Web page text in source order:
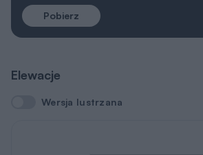
Pobierz
Elewacje
Wersja lustrzana
Wersja lustrzana